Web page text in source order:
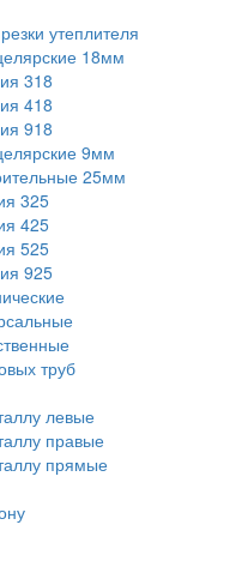
утеплителя
18мм
318
418
918
9мм
25мм
325
425
525
925
труб
левые
правые
прямые